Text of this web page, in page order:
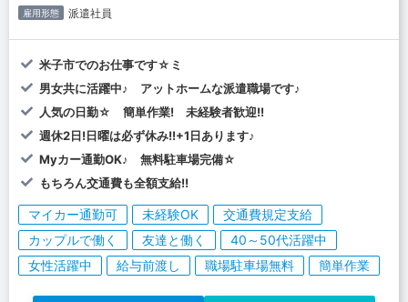
雇用形態 派遣社員
米子市でのお仕事です☆ミ
男女共に活躍中♪ アットホームな派遣職場です♪
人気の日勤☆ 簡単作業! 未経験者歓迎!!
週休2日!日曜は必ず休み!!+1日あります♪
Myカー通勤OK♪ 無料駐車場完備☆
もちろん交通費も全額支給!!
マイカー通勤可 未経験OK
交通費規定支給
カップルで働く
友達と働く
40～50代活躍中
女性活躍中
給与前渡し 職場駐車場無料 簡単作業